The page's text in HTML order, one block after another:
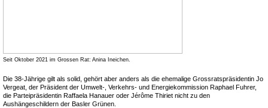
Seit Oktober 2021 im Grossen Rat: Anina Ineichen.
Die 38-Jährige gilt als solid, gehört aber anders als die ehemalige Grossratspräsidentin Jo
Vergeat, der Präsident der Umwelt-, Verkehrs- und Energiekommission Raphael Fuhrer,
die Parteipräsidentin Raffaela Hanauer oder Jérôme Thiriet nicht zu den
Aushängeschildern der Basler Grünen.